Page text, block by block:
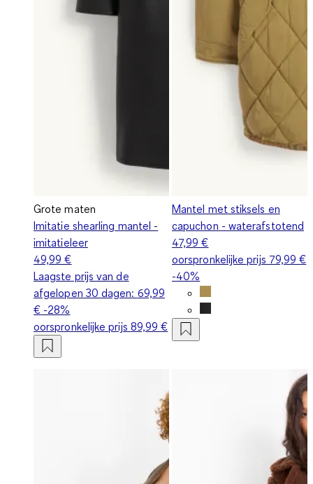
Grote maten
Imitatie shearling mantel -
imitatieleer
49,99 €
Laagste prijs van de
afgelopen 30 dagen: 69,99
€ -28%
oorspronkelijke prijs 89,99 €
Mantel met stiksels en
capuchon - waterafstotend
47,99 €
oorspronkelijke prijs 79,99 €
-40%